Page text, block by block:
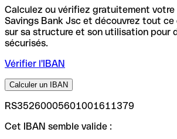
Calculez ou vérifiez gratuitement votre
Savings Bank Jsc et découvrez tout
sur sa structure et son utilisation pour
sécurisés.
Vérifier l'IBAN
Calculer un IBAN
RS35260005601001611379
Cet IBAN semble valide :